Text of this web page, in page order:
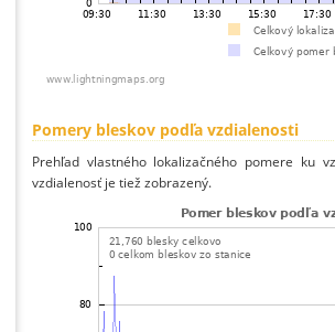
Pomery bleskov podľa vzdialenosti
Prehľad vlastného lokalizačného pomere ku
vzdialenosť je tiež zobrazený.